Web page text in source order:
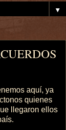
▼
aquí, ya
quienes
llegaron ellos